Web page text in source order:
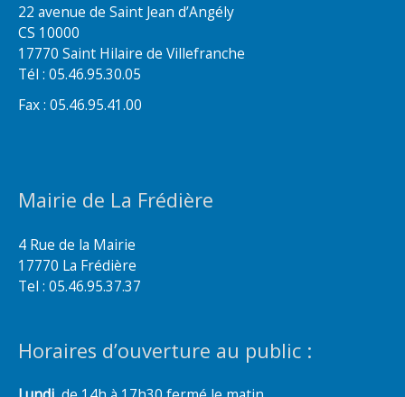
22 avenue de Saint Jean d’Angély
CS 10000
17770 Saint Hilaire de Villefranche
Tél : 05.46.95.30.05
Fax : 05.46.95.41.00
Mairie de La Frédière
4 Rue de la Mairie
17770 La Frédière
Tel : 05.46.95.37.37
Horaires d’ouverture au public :